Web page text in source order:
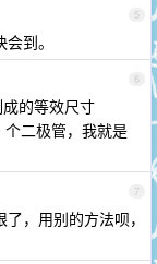
5
到。
6
的等效尺寸
二极管，我就是
7
，用别的方法呗，